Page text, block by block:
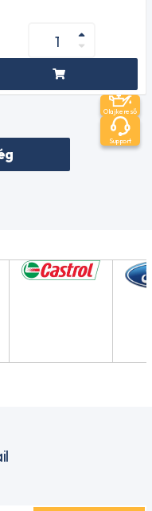
Olajkereső
Support